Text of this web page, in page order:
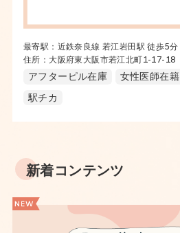
最寄駅：近鉄奈良線 若江岩田駅 徒歩5分
住所：大阪府東大阪市若江北町1-17-18
アフターピル在庫 女性医師在籍
駅チカ
新着コンテンツ